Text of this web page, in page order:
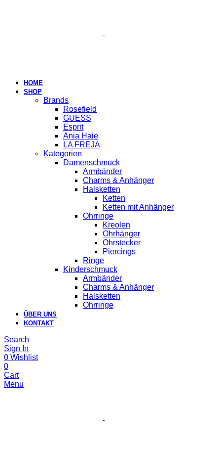
HOME
SHOP
Brands
Rosefield
GUESS
Esprit
Ania Haie
LA FREJA
Kategorien
Damenschmuck
Armbänder
Charms & Anhänger
Halsketten
Ketten
Ketten mit Anhänger
Ohrringe
Kreolen
Ohrhänger
Ohrstecker
Piercings
Ringe
Kinderschmuck
Armbänder
Charms & Anhänger
Halsketten
Ohrringe
ÜBER UNS
KONTAKT
Search
Sign In
0 Wishlist
0
Cart
Menu